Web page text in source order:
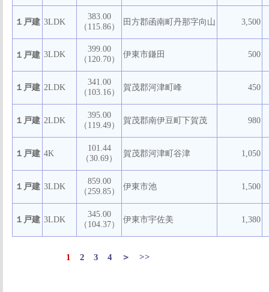
１戸建 3LDK
383.00
（115.86）
田方郡函南町丹那字向山 3,500
１戸建 3LDK
399.00
（120.70）
伊東市鎌田 500
１戸建 2LDK
341.00
（103.16）
賀茂郡河津町峰 450
１戸建 2LDK
395.00
（119.49）
賀茂郡南伊豆町下賀茂 980
１戸建 4K
101.44
（30.69）
賀茂郡河津町谷津 1,050
１戸建 3LDK
859.00
（259.85）
伊東市池 1,500
１戸建 3LDK
345.00
（104.37）
伊東市宇佐美 1,380
1 2 3 4 ＞ >>